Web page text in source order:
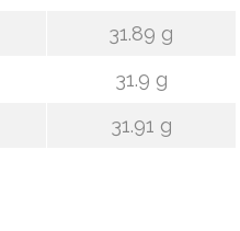
31.89 g
31.9 g
31.91 g